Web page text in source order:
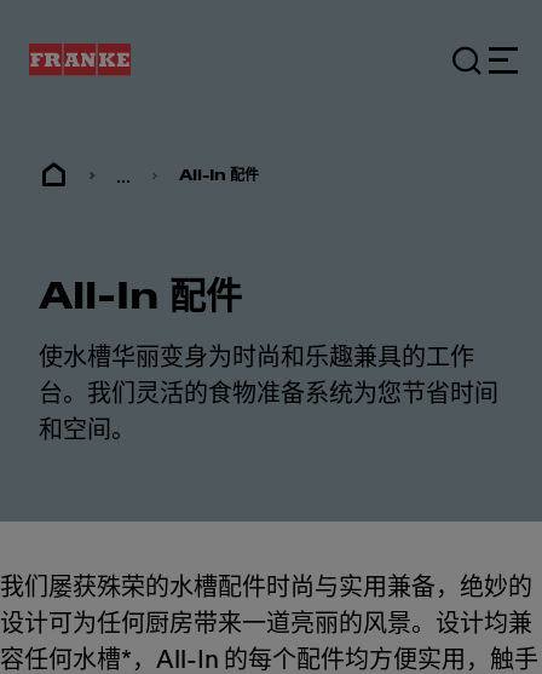
... All-In 配件
All-In 配件
使水槽华丽变身为时尚和乐趣兼具的工作
台。我们灵活的食物准备系统为您节省时间
和空间。
我们屡获殊荣的水槽配件时尚与实用兼备，绝妙的
设计可为任何厨房带来一道亮丽的风景。设计均兼
容任何水槽*，All-In 的每个配件均方便实用，触手